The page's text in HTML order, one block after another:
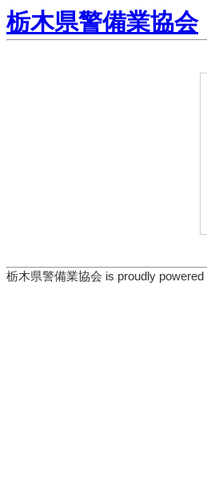
栃木県警備業協会
栃木県警備業協会 is proudly powered